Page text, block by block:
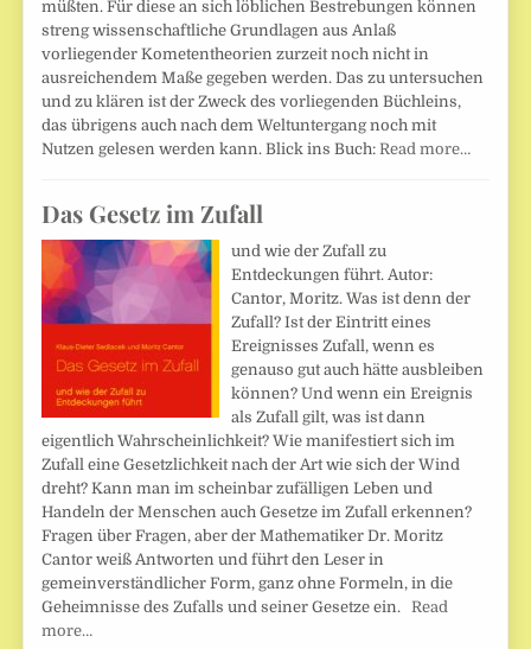
müßten. Für diese an sich löblichen Bestrebungen können
streng wissenschaftliche Grundlagen aus Anlaß
vorliegender Kometentheorien zurzeit noch nicht in
ausreichendem Maße gegeben werden. Das zu untersuchen
und zu klären ist der Zweck des vorliegenden Büchleins,
das übrigens auch nach dem Weltuntergang noch mit
Nutzen gelesen werden kann. Blick ins Buch: Read more…
Das Gesetz im Zufall
und wie der Zufall zu
Entdeckungen führt. Autor:
Cantor, Moritz. Was ist denn der
Zufall? Ist der Eintritt eines
Ereignisses Zufall, wenn es
genauso gut auch hätte ausbleiben
können? Und wenn ein Ereignis
als Zufall gilt, was ist dann
eigentlich Wahrscheinlichkeit? Wie manifestiert sich im
Zufall eine Gesetzlichkeit nach der Art wie sich der Wind
dreht? Kann man im scheinbar zufälligen Leben und
Handeln der Menschen auch Gesetze im Zufall erkennen?
Fragen über Fragen, aber der Mathematiker Dr. Moritz
Cantor weiß Antworten und führt den Leser in
gemeinverständlicher Form, ganz ohne Formeln, in die
Geheimnisse des Zufalls und seiner Gesetze ein. Read
more…